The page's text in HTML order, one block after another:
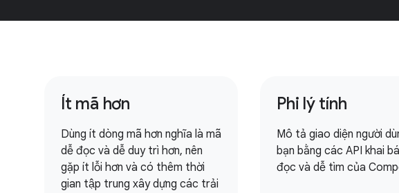
Ít mã hơn
Dùng ít dòng mã hơn nghĩa là mã
dễ đọc và dễ duy trì hơn, nên
gặp ít lỗi hơn và có thêm thời
gian tập trung xây dựng các trải
Phi lý tính
Mô tả giao diện người
bạn bằng các API khai
đọc và dễ tìm của